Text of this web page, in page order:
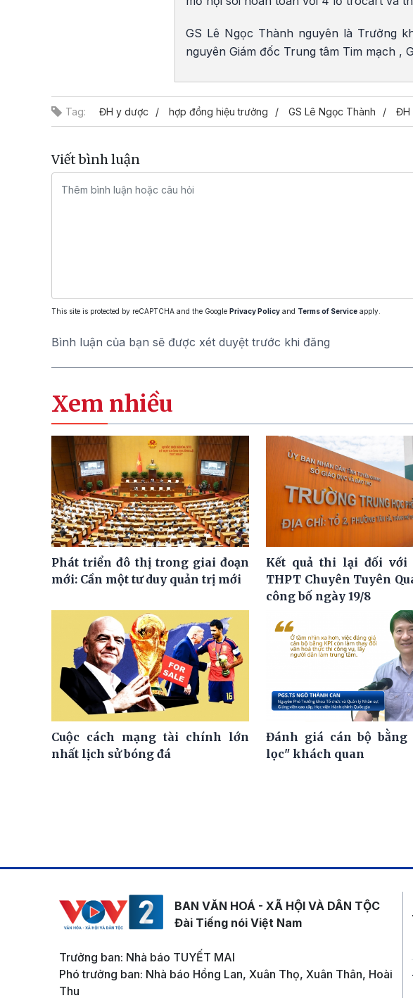
GS Lê Ngọc Thành nguyên là Trưởng
nguyên Giám đốc Trung tâm Tim mạch ,
Tag: ĐH y dược hợp đồng hiệu trưởng GS Lê Ngọc Thành ĐH
Viết bình luận
This site is protected by reCAPTCHA and the Google Privacy Policy and Terms of Service apply.
Bình luận của bạn sẽ được xét duyệt trước khi đăng
Xem nhiều
Phát triển đô thị trong giai đoạn
mới: Cần một tư duy quản trị mới
Kết quả thi lại đối với
THPT Chuyên Tuyên
công bố ngày 19/8
Cuộc cách mạng tài chính lớn
nhất lịch sử bóng đá
Đánh giá cán bộ bằng
lọc" khách quan
BAN VĂN HOÁ - XÃ HỘI VÀ DÂN TỘC
Đài Tiếng nói Việt Nam
Trưởng ban: Nhà báo TUYẾT MAI
Phó trưởng ban: Nhà báo Hồng Lan, Xuân Thọ, Xuân Thân, Hoài
Thu